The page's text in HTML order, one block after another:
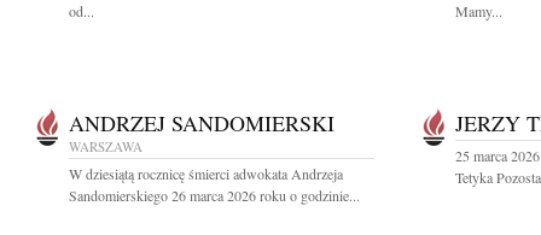
od...
Mamy...
ANDRZEJ SANDOMIERSKI
WARSZAWA
W dziesiątą rocznicę śmierci adwokata Andrzeja
Sandomierskiego 26 marca 2026 roku o godzinie...
JERZY
25 marca
Tetyka